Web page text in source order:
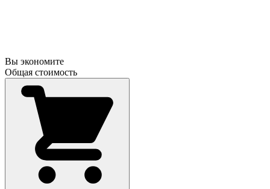
Вы экономите
Общая стоимость